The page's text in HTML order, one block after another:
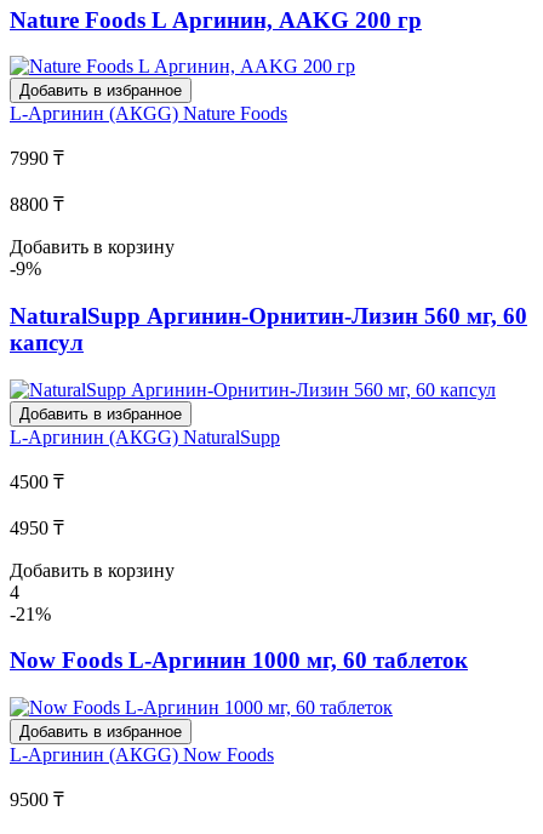
Nature Foods L Аргинин, AAKG 200 гр
Добавить в избранное
L-Аргинин (АКGG) Nature Foods
7990 ₸
8800 ₸
Добавить в корзину
-9%
NaturalSupp Аргинин-Орнитин-Лизин 560 мг, 60
капсул
Добавить в избранное
L-Аргинин (АКGG) NaturalSupp
4500 ₸
4950 ₸
Добавить в корзину
4
-21%
Now Foods L-Аргинин 1000 мг, 60 таблеток
Добавить в избранное
L-Аргинин (АКGG) Now Foods
9500 ₸